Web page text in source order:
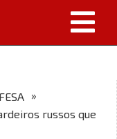
»
russos que